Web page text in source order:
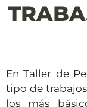
En Taller de
tipo de
los más